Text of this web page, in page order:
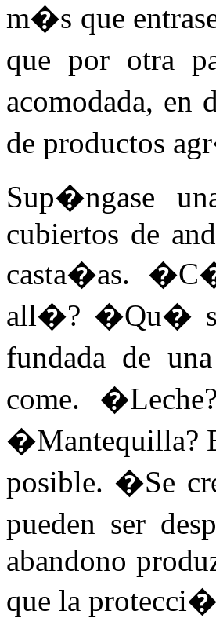
m�s que
que por otra
acomodada, en
de productos
Sup�ngase
cubiertos de
casta�as.
all�? �Qu� se
fundada de
come.
�Mantequilla?
posible. �Se
pueden ser
abandono
que la